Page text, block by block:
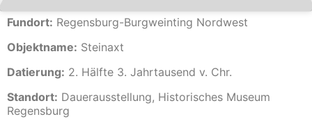
Fundort: Regensburg-Burgweinting Nordwest
Objektname: Steinaxt
Datierung: 2. Hälfte 3. Jahrtausend v. Chr.
Standort: Dauerausstellung, Historisches Museum
Regensburg